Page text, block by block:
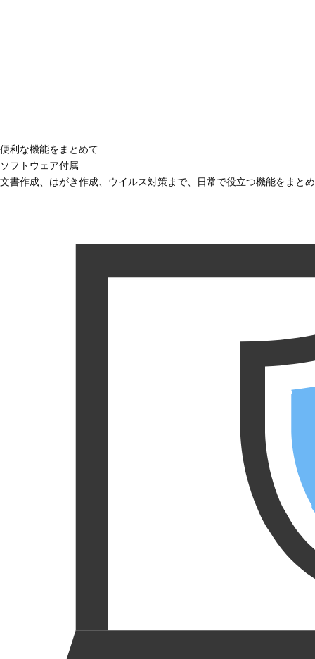
便利な機能をまとめて
ソフトウェア付属
文書作成、はがき作成、ウイルス対策まで、日常で役立つ機能をまと